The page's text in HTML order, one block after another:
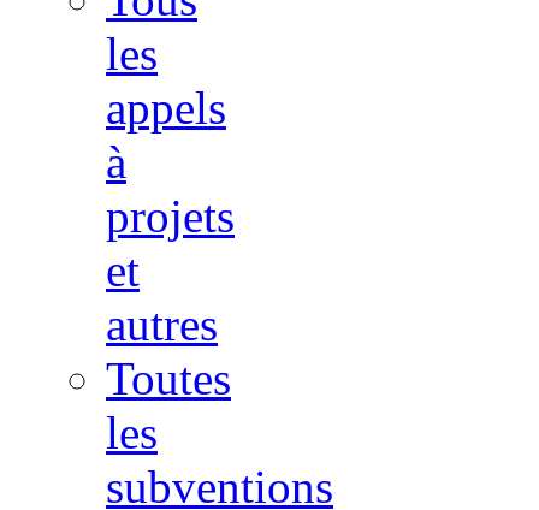
les
appels
à
projets
et
autres
Toutes
les
subventions